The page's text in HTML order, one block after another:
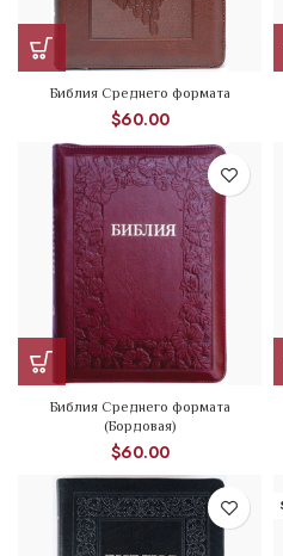
Библия Среднего формата
$60.00
Библия Среднего формата
(Бордовая)
$60.00